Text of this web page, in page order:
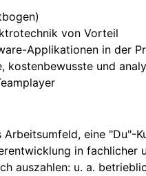
von Vorteil
Applikationen in der
kostenbewusste und
eine "Du"-
in fachlicher
auszahlen: u. a.